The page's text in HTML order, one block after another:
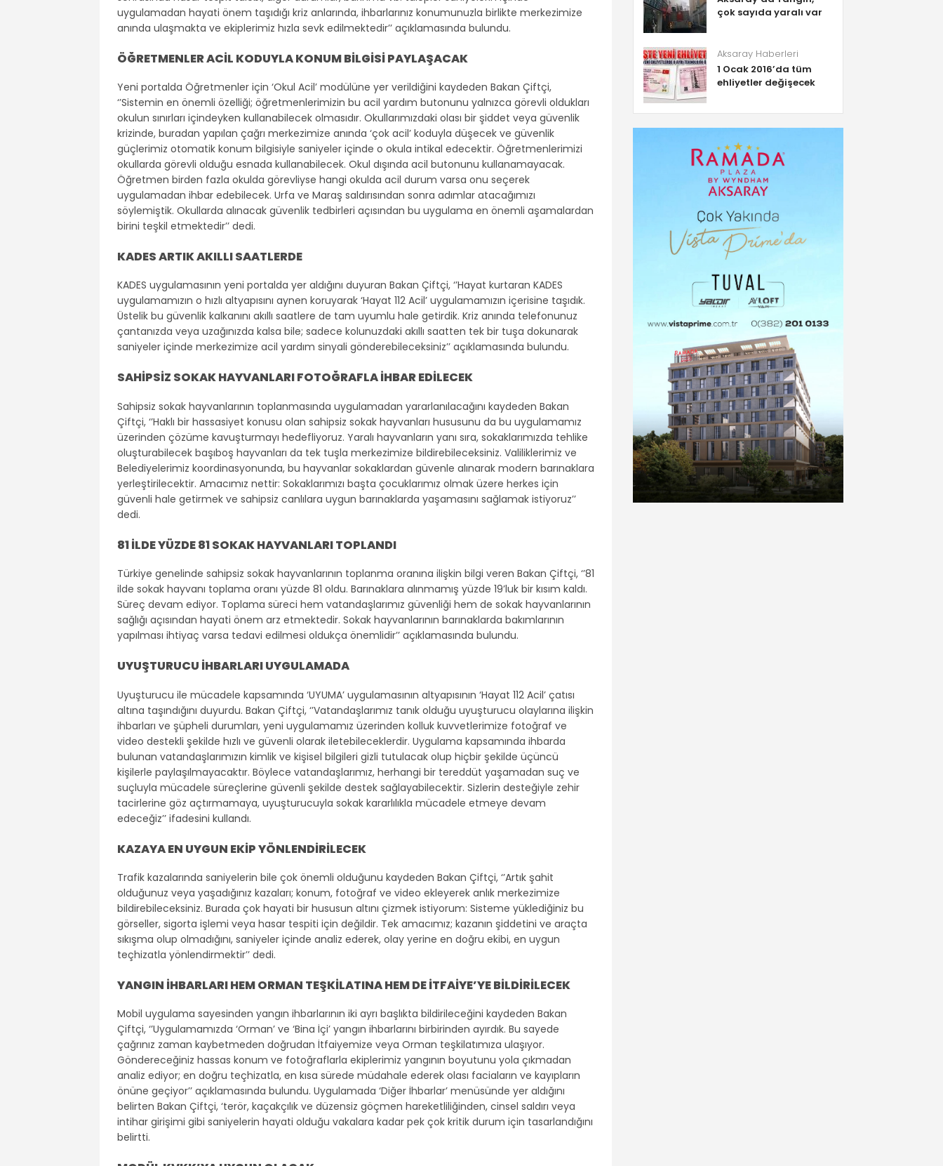
uygulamadan hayati önem taşıdığı kriz anlarında, ihbarlarınız konumunuzla birlikte merkezimize
anında ulaşmakta ve ekiplerimiz hızla sevk edilmektedir’’ açıklamasında bulundu.
ÖĞRETMENLER ACİL KODUYLA KONUM BİLGİSİ PAYLAŞACAK
Yeni portalda Öğretmenler için ‘Okul Acil’ modülüne yer verildiğini kaydeden Bakan Çiftçi,
‘’Sistemin en önemli özelliği; öğretmenlerimizin bu acil yardım butonunu yalnızca görevli oldukları
okulun sınırları içindeyken kullanabilecek olmasıdır. Okullarımızdaki olası bir şiddet veya güvenlik
krizinde, buradan yapılan çağrı merkezimize anında ‘çok acil’ koduyla düşecek ve güvenlik
güçlerimiz otomatik konum bilgisiyle saniyeler içinde o okula intikal edecektir. Öğretmenlerimizi
okullarda görevli olduğu esnada kullanabilecek. Okul dışında acil butonunu kullanamayacak.
Öğretmen birden fazla okulda görevliyse hangi okulda acil durum varsa onu seçerek
uygulamadan ihbar edebilecek. Urfa ve Maraş saldırısından sonra adımlar atacağımızı
söylemiştik. Okullarda alınacak güvenlik tedbirleri açısından bu uygulama en önemli aşamalardan
birini teşkil etmektedir’’ dedi.
KADES ARTIK AKILLI SAATLERDE
KADES uygulamasının yeni portalda yer aldığını duyuran Bakan Çiftçi, ‘’Hayat kurtaran KADES
uygulamamızın o hızlı altyapısını aynen koruyarak ‘Hayat 112 Acil’ uygulamamızın içerisine taşıdık.
Üstelik bu güvenlik kalkanını akıllı saatlere de tam uyumlu hale getirdik. Kriz anında telefonunuz
çantanızda veya uzağınızda kalsa bile; sadece kolunuzdaki akıllı saatten tek bir tuşa dokunarak
saniyeler içinde merkezimize acil yardım sinyali gönderebileceksiniz’’ açıklamasında bulundu.
SAHİPSİZ SOKAK HAYVANLARI FOTOĞRAFLA İHBAR EDİLECEK
Sahipsiz sokak hayvanlarının toplanmasında uygulamadan yararlanılacağını kaydeden Bakan
Çiftçi, ‘’Haklı bir hassasiyet konusu olan sahipsiz sokak hayvanları hususunu da bu uygulamamız
üzerinden çözüme kavuşturmayı hedefliyoruz. Yaralı hayvanların yanı sıra, sokaklarımızda tehlike
oluşturabilecek başıboş hayvanları da tek tuşla merkezimize bildirebileceksiniz. Valiliklerimiz ve
Belediyelerimiz koordinasyonunda, bu hayvanlar sokaklardan güvenle alınarak modern barınaklara
yerleştirilecektir. Amacımız nettir: Sokaklarımızı başta çocuklarımız olmak üzere herkes için
güvenli hale getirmek ve sahipsiz canlılara uygun barınaklarda yaşamasını sağlamak istiyoruz’’
dedi.
81 İLDE YÜZDE 81 SOKAK HAYVANLARI TOPLANDI
Türkiye genelinde sahipsiz sokak hayvanlarının toplanma oranına ilişkin bilgi veren Bakan Çiftçi, ‘’81
ilde sokak hayvanı toplama oranı yüzde 81 oldu. Barınaklara alınmamış yüzde 19’luk bir kısım kaldı.
Süreç devam ediyor. Toplama süreci hem vatandaşlarımız güvenliği hem de sokak hayvanlarının
sağlığı açısından hayati önem arz etmektedir. Sokak hayvanlarının barınaklarda bakımlarının
yapılması ihtiyaç varsa tedavi edilmesi oldukça önemlidir’’ açıklamasında bulundu.
UYUŞTURUCU İHBARLARI UYGULAMADA
Uyuşturucu ile mücadele kapsamında ‘UYUMA’ uygulamasının altyapısının ‘Hayat 112 Acil’ çatısı
altına taşındığını duyurdu. Bakan Çiftçi, ‘’Vatandaşlarımız tanık olduğu uyuşturucu olaylarına ilişkin
ihbarları ve şüpheli durumları, yeni uygulamamız üzerinden kolluk kuvvetlerimize fotoğraf ve
video destekli şekilde hızlı ve güvenli olarak iletebileceklerdir. Uygulama kapsamında ihbarda
bulunan vatandaşlarımızın kimlik ve kişisel bilgileri gizli tutulacak olup hiçbir şekilde üçüncü
kişilerle paylaşılmayacaktır. Böylece vatandaşlarımız, herhangi bir tereddüt yaşamadan suç ve
suçluyla mücadele süreçlerine güvenli şekilde destek sağlayabilecektir. Sizlerin desteğiyle zehir
tacirlerine göz açtırmamaya, uyuşturucuyla sokak kararlılıkla mücadele etmeye devam
edeceğiz’’ ifadesini kullandı.
KAZAYA EN UYGUN EKİP YÖNLENDİRİLECEK
Trafik kazalarında saniyelerin bile çok önemli olduğunu kaydeden Bakan Çiftçi, ‘’Artık şahit
olduğunuz veya yaşadığınız kazaları; konum, fotoğraf ve video ekleyerek anlık merkezimize
bildirebileceksiniz. Burada çok hayati bir hususun altını çizmek istiyorum: Sisteme yüklediğiniz bu
görseller, sigorta işlemi veya hasar tespiti için değildir. Tek amacımız; kazanın şiddetini ve araçta
sıkışma olup olmadığını, saniyeler içinde analiz ederek, olay yerine en doğru ekibi, en uygun
teçhizatla yönlendirmektir’’ dedi.
YANGIN İHBARLARI HEM ORMAN TEŞKİLATINA HEM DE İTFAİYE’YE BİLDİRİLECEK
Mobil uygulama sayesinden yangın ihbarlarının iki ayrı başlıkta bildirileceğini kaydeden Bakan
Çiftçi, ‘’Uygulamamızda ‘Orman’ ve ‘Bina İçi’ yangın ihbarlarını birbirinden ayırdık. Bu sayede
çağrınız zaman kaybetmeden doğrudan İtfaiyemize veya Orman teşkilatımıza ulaşıyor.
Göndereceğiniz hassas konum ve fotoğraflarla ekiplerimiz yangının boyutunu yola çıkmadan
analiz ediyor; en doğru teçhizatla, en kısa sürede müdahale ederek olası faciaların ve kayıpların
önüne geçiyor’’ açıklamasında bulundu. Uygulamada ‘Diğer İhbarlar’ menüsünde yer aldığını
belirten Bakan Çiftçi, ‘terör, kaçakçılık ve düzensiz göçmen hareketliliğinden, cinsel saldırı veya
intihar girişimi gibi saniyelerin hayati olduğu vakalara kadar pek çok kritik durum için tasarlandığını
belirtti.
çok sayıda yaralı var
Aksaray Haberleri
1 Ocak 2016’da tüm
ehliyetler değişecek